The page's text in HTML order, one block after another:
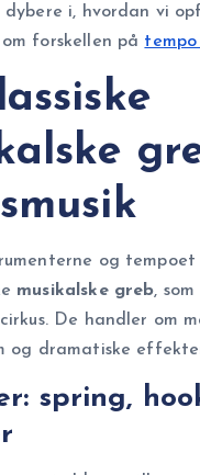
dybere i, hvordan vi
forskellen på
og tempoet
musikalske greb,
De handler om
og dramatiske
spring,